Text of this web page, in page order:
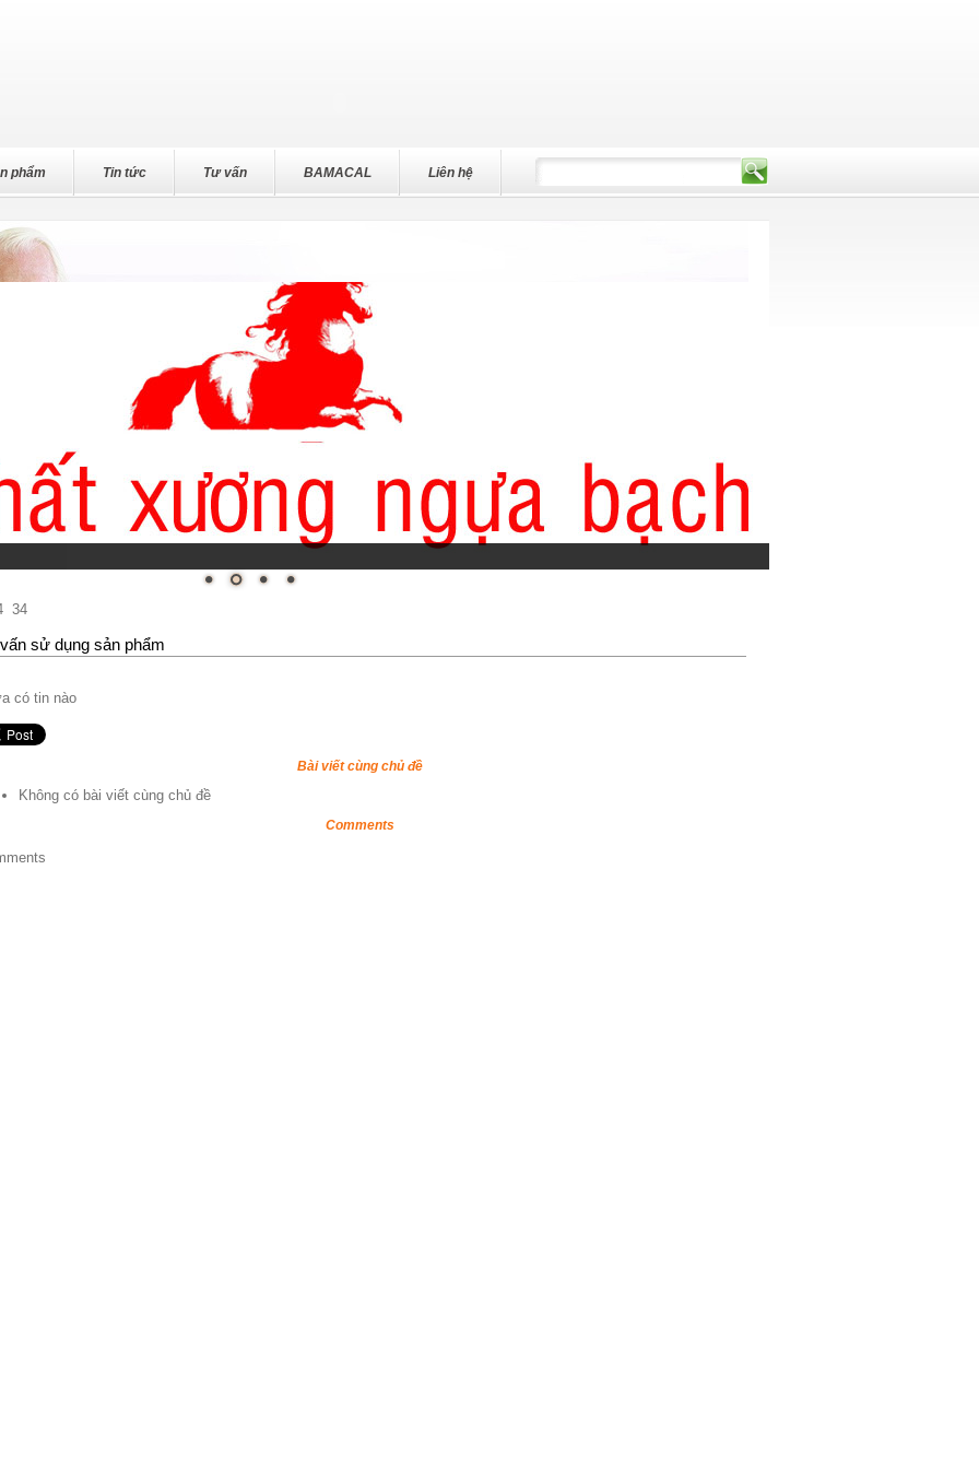
phẩm Tin tức Tư vấn BAMACAL Liên hệ
34
sử dụng sản phẩm
có tin nào
Bài viết cùng chủ đề
Không có bài viết cùng chủ đề
Comments